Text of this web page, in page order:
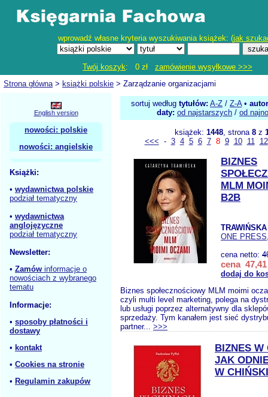
wprowadź własne kryteria wyszukiwania książek: (jak
Twój koszyk: 0 zł zamówienie wysyłkowe >>>
Strona główna> książki polskie > Zarządzanie organizacjami
English version
nowości: polskie
nowości: angielskie
Książki:
• wydawnictwa polskie
podział tematyczny
• wydawnictwa
anglojęzyczne
podział tematyczny
Newsletter:
• Zamów informacje o
nowościach z wybranego
tematu
Informacje:
• sposoby płatności i
dostawy
• kontakt
• Cookies na stronie
• Regulamin zakupów
sortuj według tytułów: A-Z / Z-A•
daty: od najstarszych / od
książek: 1448, strona 8z
<<< - 3 4 5 6 7 8 9 10 11 12
BIZNES
MLM
B2B
ONE PRESS
cena netto:
cena 47,41
dodaj do
Biznes społecznościowy MLM moimi
czyli multi level marketing, polega na
lub usługi poprzez alternatywny dla
sprzedaży. Tym kanałem jest sieć
partner... >>>
BIZNES W
JAK
W